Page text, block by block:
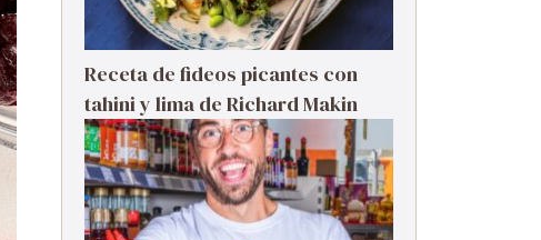
Receta de fideos picantes con
tahini y lima de Richard Makin